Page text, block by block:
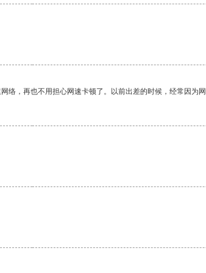
，再也不用担心网速卡顿了。以前出差的时候，经常因为